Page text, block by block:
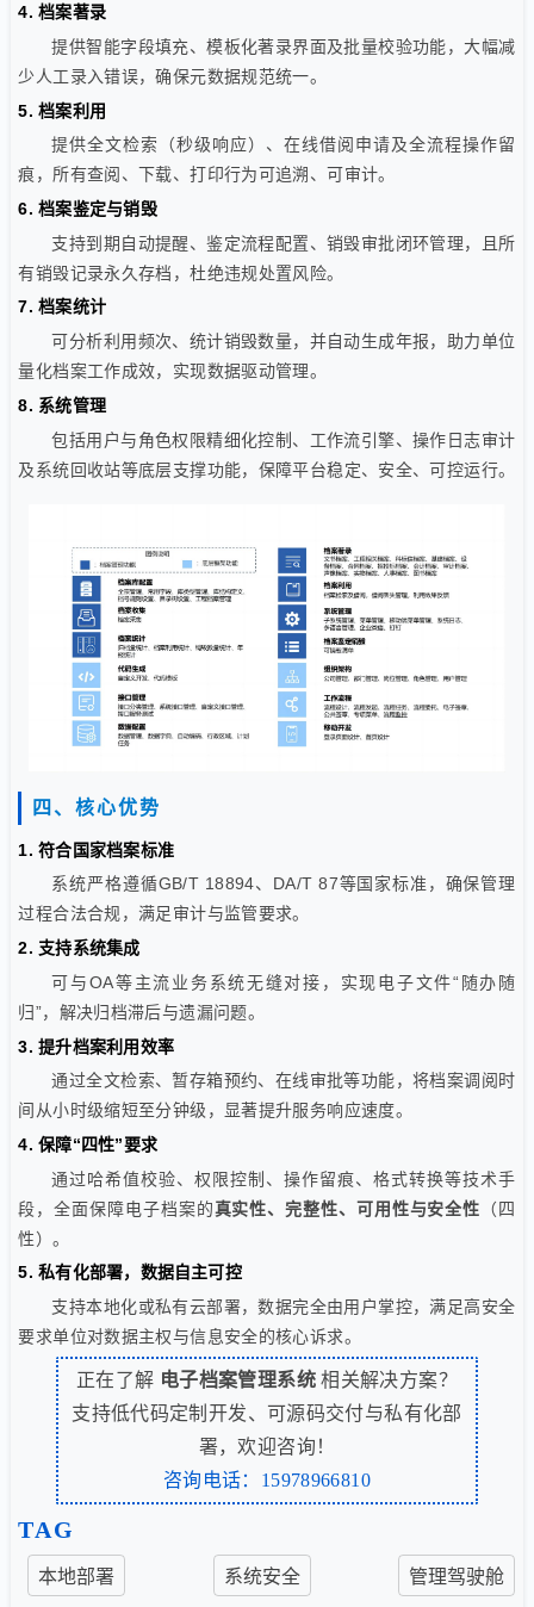
4. 档案著录
提供智能字段填充、模板化著录界面及批量校验功能，大幅减
少人工录入错误，确保元数据规范统一。
5. 档案利用
提供全文检索（秒级响应）、在线借阅申请及全流程操作留
痕，所有查阅、下载、打印行为可追溯、可审计。
6. 档案鉴定与销毁
支持到期自动提醒、鉴定流程配置、销毁审批闭环管理，且所
有销毁记录永久存档，杜绝违规处置风险。
7. 档案统计
可分析利用频次、统计销毁数量，并自动生成年报，助力单位
量化档案工作成效，实现数据驱动管理。
8. 系统管理
包括用户与角色权限精细化控制、工作流引擎、操作日志审计
及系统回收站等底层支撑功能，保障平台稳定、安全、可控运行。
四、核心优势
1. 符合国家档案标准
系统严格遵循GB/T 18894、DA/T 87等国家标准，确保管理
过程合法合规，满足审计与监管要求。
2. 支持系统集成
可与OA等主流业务系统无缝对接，实现电子文件“随办随
归”，解决归档滞后与遗漏问题。
3. 提升档案利用效率
通过全文检索、暂存箱预约、在线审批等功能，将档案调阅时
间从小时级缩短至分钟级，显著提升服务响应速度。
4. 保障“四性”要求
通过哈希值校验、权限控制、操作留痕、格式转换等技术手
段，全面保障电子档案的真实性、完整性、可用性与安全性 （四
性）。
5. 私有化部署，数据自主可控
支持本地化或私有云部署，数据完全由用户掌控，满足高安全
要求单位对数据主权与信息安全的核心诉求。
正在了解 电子档案管理系统相关解决方案？
支持低代码定制开发、可源码交付与私有化部
署，欢迎咨询！
咨询电话：15978966810
TAG
本地部署 系统安全 管理驾驶舱